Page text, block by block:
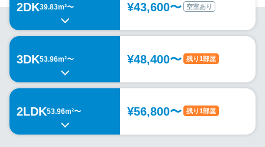
2DK39.83m²〜 ¥43,600〜 空室あり
3DK53.96m²〜 ¥48,400〜 残り1部屋
2LDK53.96m²〜 ¥56,800〜 残り1部屋